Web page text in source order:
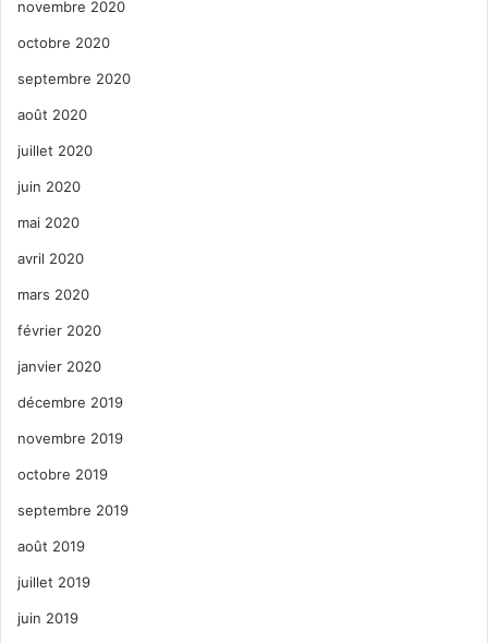
novembre 2020
octobre 2020
septembre 2020
août 2020
juillet 2020
juin 2020
mai 2020
avril 2020
mars 2020
février 2020
janvier 2020
décembre 2019
novembre 2019
octobre 2019
septembre 2019
août 2019
juillet 2019
juin 2019